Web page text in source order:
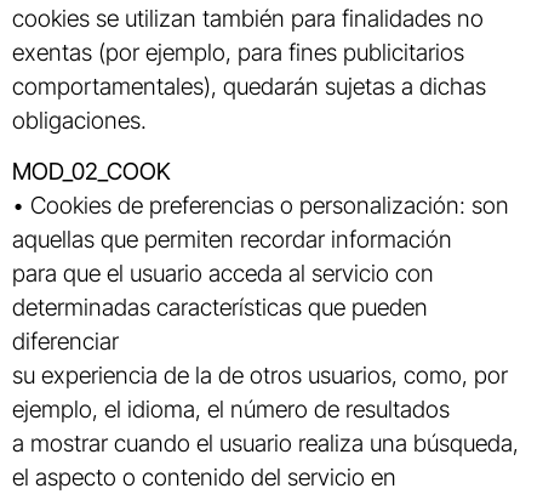
cookies se utilizan también para finalidades no
exentas (por ejemplo, para fines publicitarios
comportamentales), quedarán sujetas a dichas
obligaciones.
MOD_02_COOK
• Cookies de preferencias o personalización: son
aquellas que permiten recordar información
para que el usuario acceda al servicio con
determinadas características que pueden
diferenciar
su experiencia de la de otros usuarios, como, por
ejemplo, el idioma, el número de resultados
a mostrar cuando el usuario realiza una búsqueda,
el aspecto o contenido del servicio en